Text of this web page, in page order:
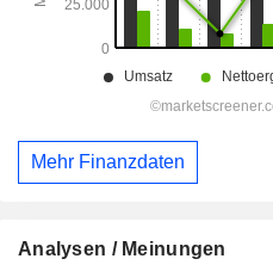
Mehr Finanzdaten
Analysen / Meinungen